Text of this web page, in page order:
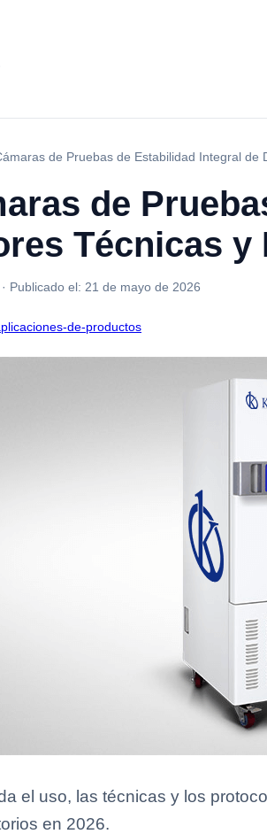
de Pruebas de Estabilidad Integral
de
Técnicas
· Publicado el: 21 de mayo de 2026
de-productos
el uso, las técnicas y los
en 2026.